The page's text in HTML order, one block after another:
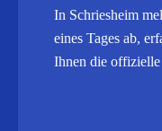
In Schriesheim
eines Tages ab,
Ihnen die